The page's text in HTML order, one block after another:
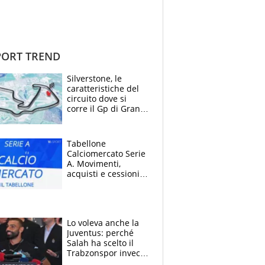
TREND
Silverstone, le
caratteristiche del
circuito dove si
corre il Gp di Gran
Tabellone
Calciomercato Serie
A. Movimenti,
acquisti e cessioni:
Lo voleva anche la
Juventus: perché
Salah ha scelto il
Trabzonspor invece